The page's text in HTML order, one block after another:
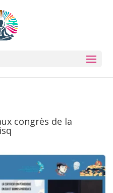
congrès de la